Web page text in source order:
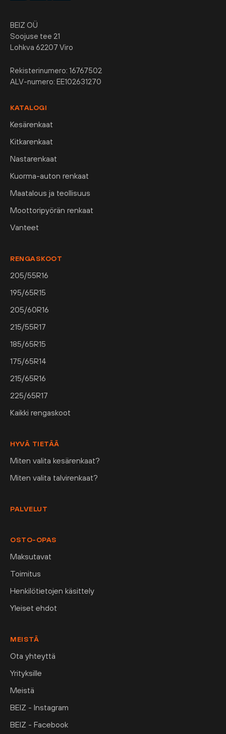
BEIZ OÜ
Soojuse tee 21
Lohkva 62207 Viro
Rekisterinumero: 16767502
ALV-numero: EE102631270
KATALOGI
Kesärenkaat
Kitkarenkaat
Nastarenkaat
Kuorma-auton renkaat
Maatalous ja teollisuus
Moottoripyörän renkaat
Vanteet
RENGASKOOT
205/55R16
195/65R15
205/60R16
215/55R17
185/65R15
175/65R14
215/65R16
225/65R17
Kaikki rengaskoot
HYVÄ TIETÄÄ
Miten valita kesärenkaat?
Miten valita talvirenkaat?
PALVELUT
OSTO-OPAS
Maksutavat
Toimitus
Henkilötietojen käsittely
Yleiset ehdot
MEISTÄ
Ota yhteyttä
Yrityksille
Meistä
BEIZ - Instagram
BEIZ - Facebook